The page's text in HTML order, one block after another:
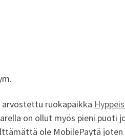
arvostettu ruokapaikka
on ollut myös pieni puoti
ole MobilePaytä